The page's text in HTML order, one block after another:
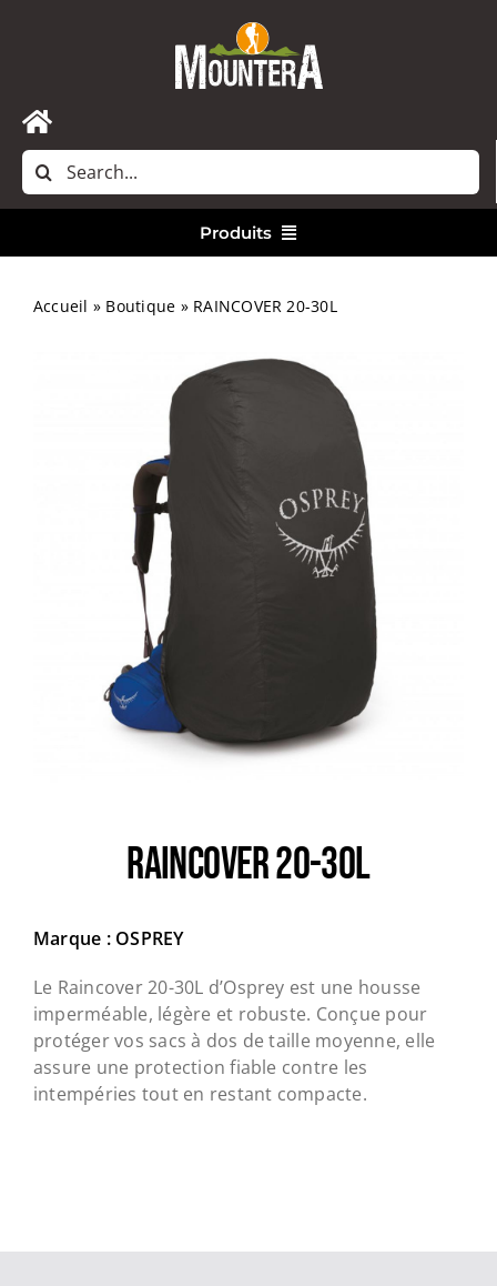
Toggle
Navigation
Accueil
Rechercher:
Produits
Randonnée
Escalade / Alpinisme
Accueil » Boutique » RAINCOVER 20-30L
RAINCOVER 20-30L
Marque : OSPREY
Le Raincover 20-30L d’Osprey est une housse
imperméable, légère et robuste. Conçue pour
protéger vos sacs à dos de taille moyenne, elle
assure une protection fiable contre les
intempéries tout en restant compacte.